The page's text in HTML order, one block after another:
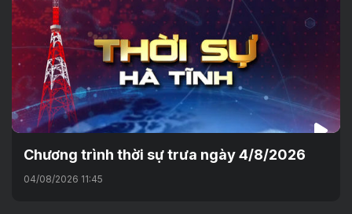
Chương trình thời sự trưa ngày 4/8/2026
04/08/2026 11:45